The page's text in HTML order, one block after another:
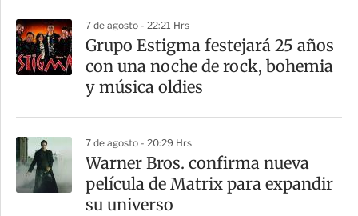
7 de agosto - 22:21 Hrs
Grupo Estigma festejará 25 años
con una noche de rock, bohemia
y música oldies
7 de agosto - 20:29 Hrs
Warner Bros. confirma nueva
película de Matrix para expandir
su universo